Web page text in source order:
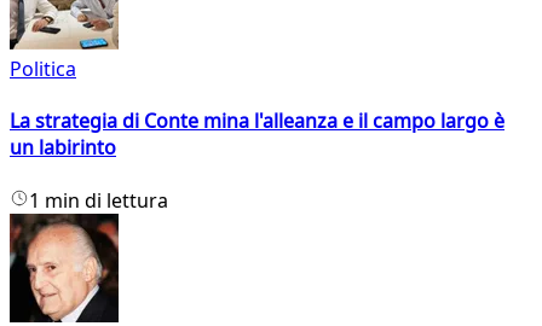
Politica
La strategia di Conte mina l'alleanza e il campo largo è
un labirinto
1 min di lettura